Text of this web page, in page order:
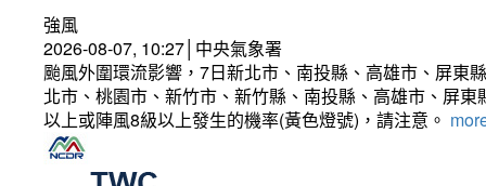
強風
2026-08-07, 10:27│中央氣象署
颱風外圍環流影響，7日新北市、南投縣、高雄市、屏東
北市、桃園市、新竹市、新竹縣、南投縣、高雄市、屏
以上或陣風8級以上發生的機率(黃色燈號)，請注意。